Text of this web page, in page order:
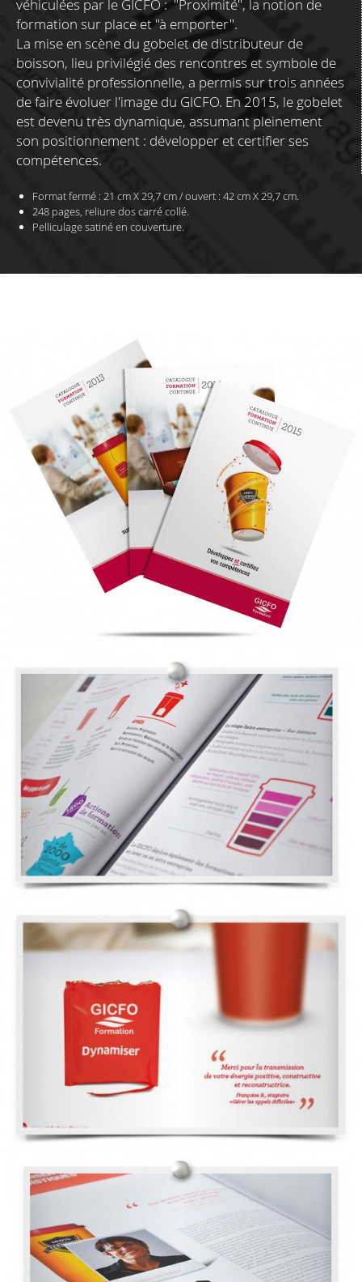
véhiculées par le GICFO : "Proximité", la notion de
formation sur place et "à emporter".
La mise en scène du gobelet de distributeur de
boisson, lieu privilégié des rencontres et symbole de
convivialité professionnelle, a permis sur trois années
de faire évoluer l'image du GICFO. En 2015, le gobelet
est devenu très dynamique, assumant pleinement
son positionnement : développer et certifier ses
compétences.
Format fermé : 21 cm X 29,7 cm /ouvert : 42 cm X 29,7 cm.
248 pages, reliure dos carré collé.
Pelliculage satiné en couverture.